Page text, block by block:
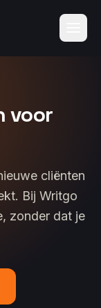
voor
cliënten
Bij Writgo
zonder dat je